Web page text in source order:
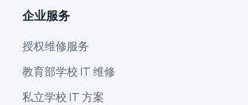
企业服务
授权维修服务
教育部学校 IT 维修
私立学校 IT 方案